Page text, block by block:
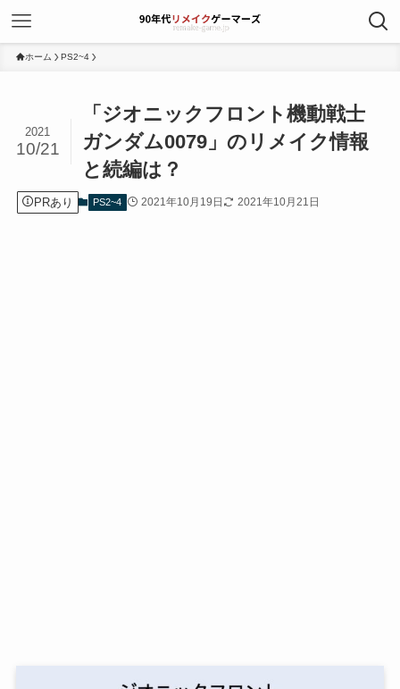
ホーム PS2~4
「ジオニックフロント機動戦士
ガンダム0079」のリメイク情報
と続編は？
2021
10/21
PRあり PS2~4 2021年10月19日 2021年10月21日